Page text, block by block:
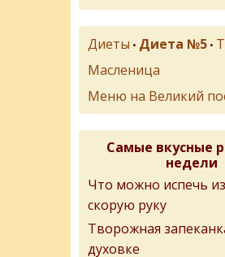
Диеты • Диета №5 •
Масленица
Меню на Великий
Самые вкусные
недели
Что можно испечь
скорую руку
Творожная
духовке